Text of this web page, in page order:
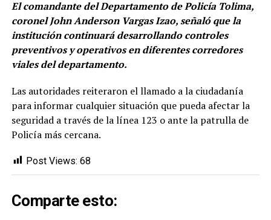
El comandante del Departamento de Policía Tolima,
coronel John Anderson Vargas Izao, señaló que la
institución continuará desarrollando controles
preventivos y operativos en diferentes corredores
viales del departamento.
Las autoridades reiteraron el llamado a la ciudadanía
para informar cualquier situación que pueda afectar la
seguridad a través de la línea 123 o ante la patrulla de
Policía más cercana.
Post Views: 68
Comparte esto: